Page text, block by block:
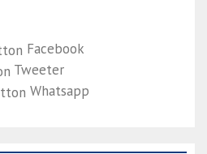
Facebook
Tweeter
Whatsapp